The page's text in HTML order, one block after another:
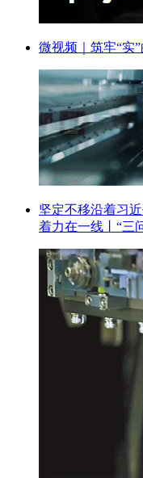
微视频｜筑牢“实
坚定不移沿着习
着力在一线丨“三